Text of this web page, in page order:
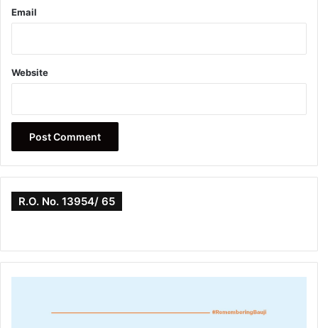
Email
Website
R.O. No. 13954/ 65